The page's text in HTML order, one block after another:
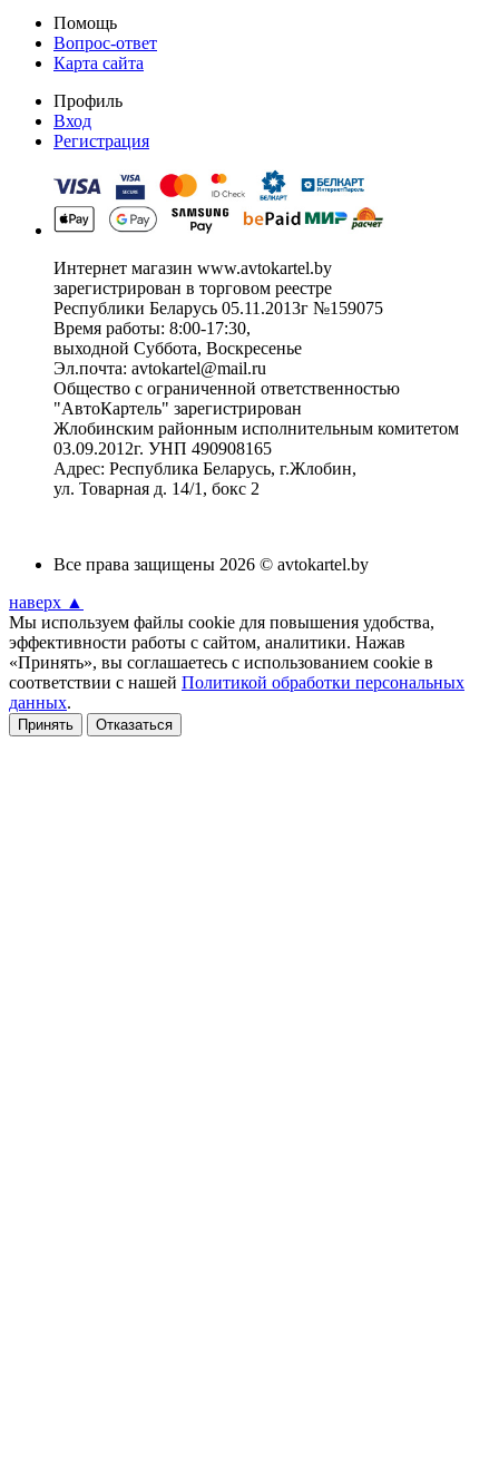
Помощь
Вопрос-ответ
Карта сайта
Профиль
Вход
Регистрация
Интернет магазин www.avtokartel.by
зарегистрирован в торговом реестре
Республики Беларусь 05.11.2013г №159075
Время работы: 8:00-17:30,
выходной Суббота, Воскресенье
Эл.почта: avtokartel@mail.ru
Общество с ограниченной ответственностью
"АвтоКартель" зарегистрирован
Жлобинским районным исполнительным комитетом
03.09.2012г. УНП 490908165
Адрес: Республика Беларусь, г.Жлобин,
ул. Товарная д. 14/1, бокс 2
Все права защищены 2026 © avtokartel.by
наверх ▲
Мы используем файлы cookie для повышения удобства,
эффективности работы с сайтом, аналитики. Нажав
«Принять», вы соглашаетесь с использованием cookie в
соответствии с нашей Политикой обработки персональных
данных.
Принять Отказаться